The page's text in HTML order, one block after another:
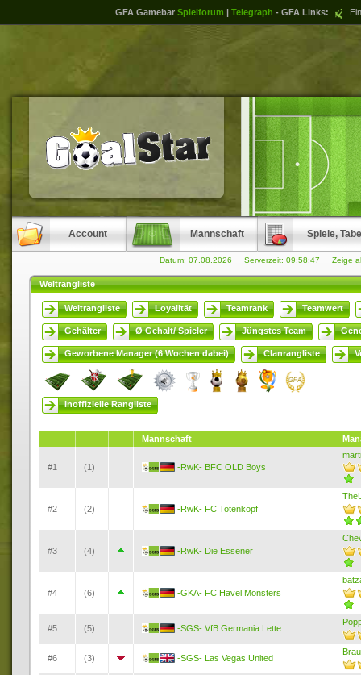
GFA Gamebar Spielforum | Telegraph - GFA Links:
Account Mannschaft Spiele,
Datum: 07.08.2026 Serverzeit: 09:58:48 Zeige
Weltrangliste
Weltrangliste Loyalität Teamrank Teamwert
Gehälter Ø Gehalt/ Spieler Jüngstes Team
Geworbene Manager (6 Wochen dabei) Clanrangliste
Inoffizielle Rangliste
Mannschaft
#1 (1) -RwK- BFC OLD Boys
#2 (2) -RwK- FC Totenkopf
#3 (4) -RwK- Die Essener
#4 (6) -GKA- FC Havel Monsters
#5 (5) -SGS- VfB Germania Lette
#6 (3) -SGS- Las Vegas United